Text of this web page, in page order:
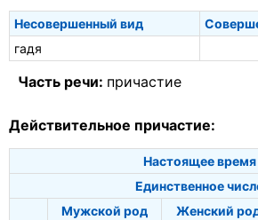
Несовершенный вид
гадя
Часть речи: причастие
Действительное причастие:
Настоящее время
Единственное
Мужской род
Женский